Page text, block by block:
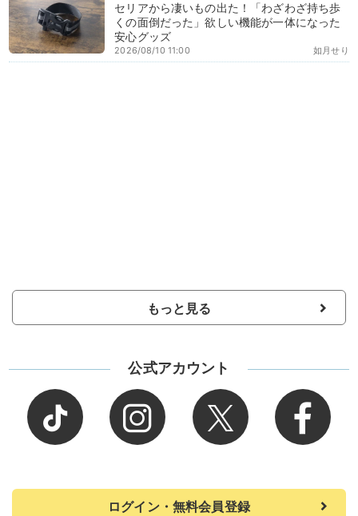
セリアから凄いもの出た！「わざわざ持ち歩
くの面倒だった」欲しい機能が一体になった
安心グッズ
如月せり
2026/08/10 11:00
もっと見る
公式アカウント
ログイン・無料会員登録